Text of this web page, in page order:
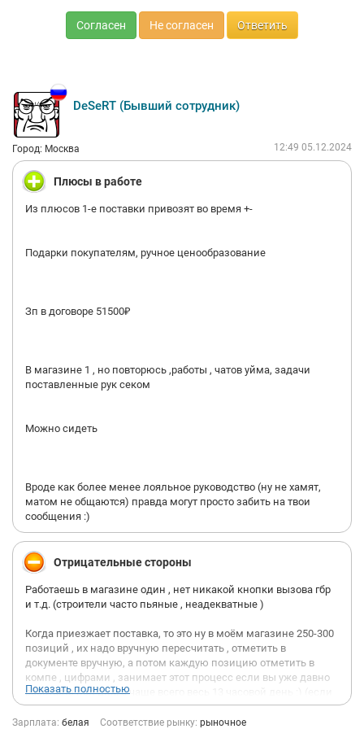
Согласен Не согласен Ответить
DeSeRT (Бывший сотрудник)
Город: Москва 12:49 05.12.2024
Плюсы в работе
Из плюсов 1-е поставки привозят во время +-
Подарки покупателям, ручное ценообразование
Зп в договоре 51500₽
В магазине 1 , но повторюсь ,работы , чатов уйма, задачи
поставленные рук секом
Можно сидеть
Вроде как более менее лояльное руководство (ну не хамят,
матом не общаются) правда могут просто забить на твои
сообщения :)
Отрицательные стороны
Работаешь в магазине один , нет никакой кнопки вызова гбр
и т.д. (строители часто пьяные , неадекватные )
Когда приезжает поставка, то это ну в моём магазине 250-300
позиций , их надо вручную пересчитать , отметить в
документе вручную, а потом каждую позицию отметить в
компе , цифрами , занимает этот процесс если вы уже давно
работаете пол дня, а чаще всего весь 13 часовой день :) (если
быть точнее с 07:45-21:03 + минут 20 закрыть смену/кассу/
написать в несколько чатов)
Показать полностью
Зарплата: белая Соответствие рынку: рыночное